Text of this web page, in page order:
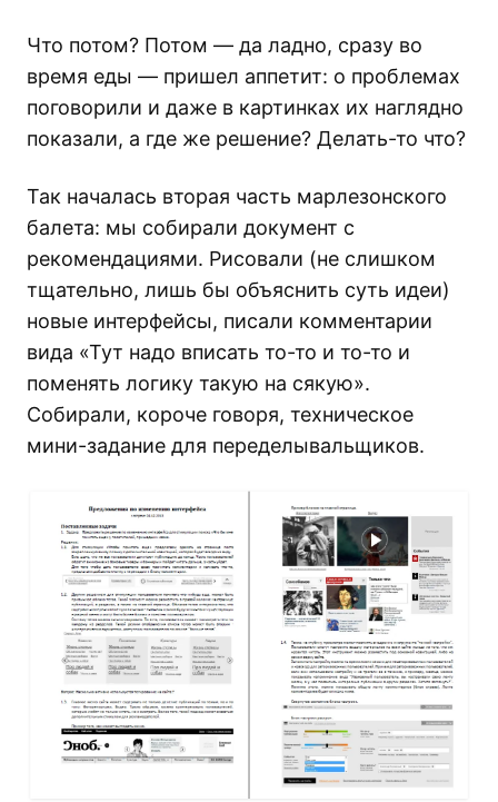
Что потом? Потом — да ладно, сразу во
время еды — пришел аппетит: о проблемах
поговорили и даже в картинках их наглядно
показали, а где же решение? Делать-то что?
Так началась вторая часть марлезонского
балета: мы собирали документ с
рекомендациями. Рисовали (не слишком
тщательно, лишь бы объяснить суть идеи)
новые интерфейсы, писали комментарии
вида «Тут надо вписать то-то и то-то и
поменять логику такую на сякую».
Собирали, короче говоря, техническое
мини-задание для переделывальщиков.